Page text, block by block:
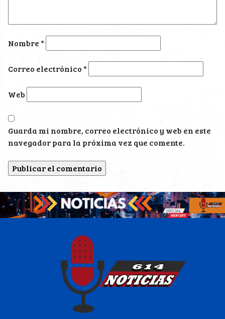
Nombre*
Correo electrónico*
Web
Guarda mi nombre, correo electrónico y web en este
navegador para la próxima vez que comente.